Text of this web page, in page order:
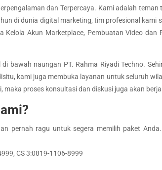
dan Terpercaya. Kami adalah
di dunia digital marketing, tim profesional
Akun Marketplace, Pembuatan Video
bawah naungan PT. Rahma Riyadi Techno.
kami juga membuka layanan untuk seluruh
proses konsultasi dan diskusi juga akan
pernah ragu untuk segera memilih paket
CS 3:0819-1106-8999